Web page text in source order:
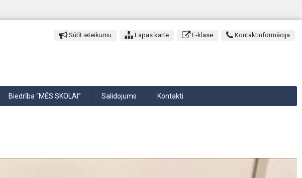
Sūtīt ieteikumu Lapas karte E-klase Kontaktinformācija
Biedrība “MĒS SKOLAI” Salidojums Kontakti